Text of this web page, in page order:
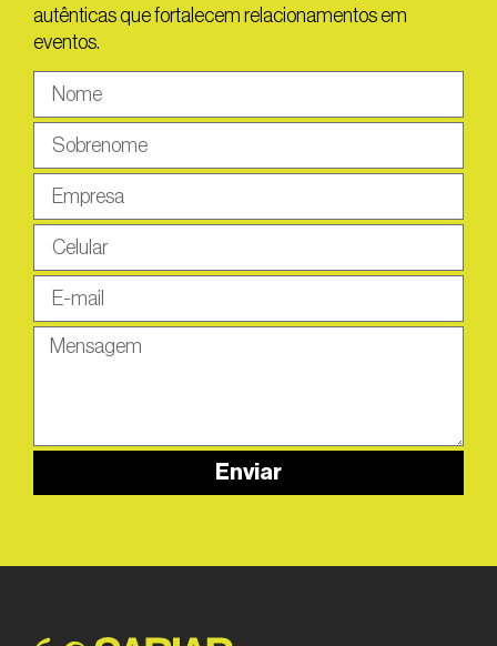
autênticas que fortalecem relacionamentos em
eventos.
Enviar